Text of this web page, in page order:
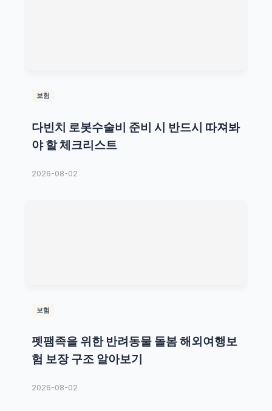
보험
다빈치 로봇수술비 준비 시 반드시 따져봐
야 할 체크리스트
2026-08-02
보험
펫팸족을 위한 반려동물 돌봄 해외여행보
험 보장 구조 알아보기
2026-08-02